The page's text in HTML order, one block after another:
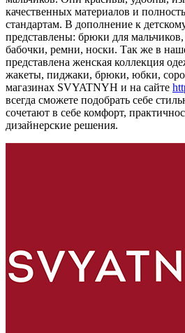
качественных материалов и
стандартам. В дополнение к
представлены: брюки для
бабочки, ремни, носки. Так же в
представлена женская коллекция
жакеты, пиджаки, брюки, юбки,
магазинах SVYATNYH и на сайте
всегда сможете подобрать себе
сочетают в себе комфорт,
дизайнерские решения.